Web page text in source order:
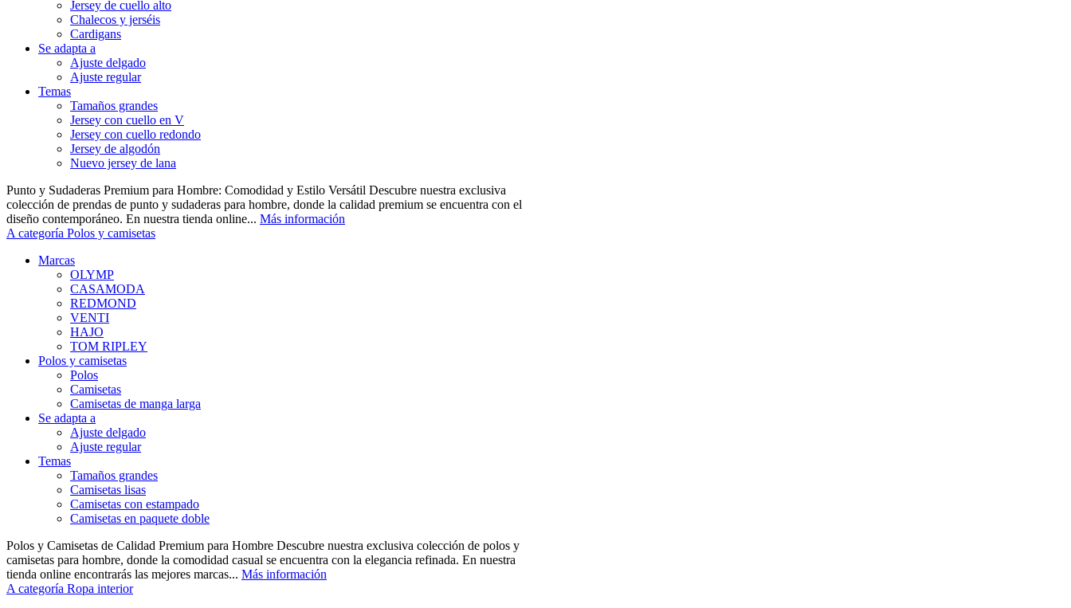
Jersey de cuello alto
Chalecos y jerséis
Cardigans
Se adapta a
Ajuste delgado
Ajuste regular
Temas
Tamaños grandes
Jersey con cuello en V
Jersey con cuello redondo
Jersey de algodón
Nuevo jersey de lana
Punto y Sudaderas Premium para Hombre: Comodidad y Estilo Versátil Descubre nuestra exclusiva
colección de prendas de punto y sudaderas para hombre, donde la calidad premium se encuentra con el
diseño contemporáneo. En nuestra tienda online... Más información
A categoría Polos y camisetas
Marcas
OLYMP
CASAMODA
REDMOND
VENTI
HAJO
TOM RIPLEY
Polos y camisetas
Polos
Camisetas
Camisetas de manga larga
Se adapta a
Ajuste delgado
Ajuste regular
Temas
Tamaños grandes
Camisetas lisas
Camisetas con estampado
Camisetas en paquete doble
Polos y Camisetas de Calidad Premium para Hombre Descubre nuestra exclusiva colección de polos y
camisetas para hombre, donde la comodidad casual se encuentra con la elegancia refinada. En nuestra
tienda online encontrarás las mejores marcas... Más información
A categoría Ropa interior